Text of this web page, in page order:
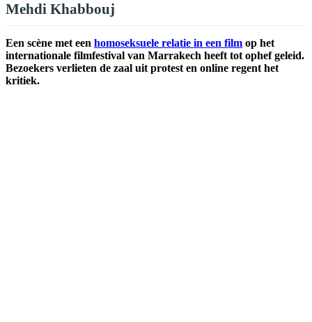
Mehdi Khabbouj
Een scène met een homoseksuele relatie in een film op het
internationale filmfestival van Marrakech heeft tot ophef geleid.
Bezoekers verlieten de zaal uit protest en online regent het
kritiek.